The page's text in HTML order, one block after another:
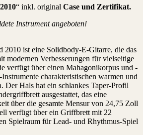
“ inkl. original Case und Zertifikat.
Instrument angeboten!
2010 ist eine Solidbody-E-Gitarre, die das
modernen Verbesserungen für vielseitige
verfügt über einen Mahagonikorpus und -
charakteristischen warmen und
Der Hals hat ein schlankes Taper-Profil
ausgestattet, das eine
über die gesamte Mensur von 24,75 Zoll
verfügt über ein Griffbrett mit 22
Spielraum für Lead- und Rhythmus-Spiel